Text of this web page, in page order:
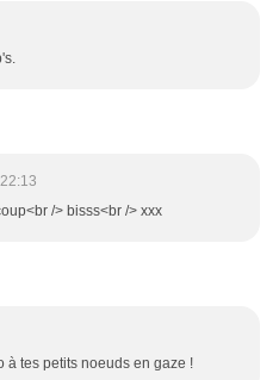
/> bisss<br /> xxx
à tes petits noeuds en gaze !